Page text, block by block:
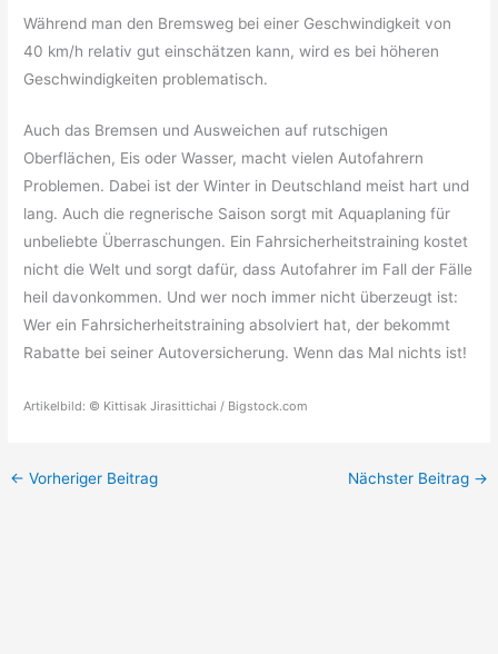
Während man den Bremsweg bei einer Geschwindigkeit von
40 km/h relativ gut einschätzen kann, wird es bei höheren
Geschwindigkeiten problematisch.
Auch das Bremsen und Ausweichen auf rutschigen
Oberflächen, Eis oder Wasser, macht vielen Autofahrern
Problemen. Dabei ist der Winter in Deutschland meist hart und
lang. Auch die regnerische Saison sorgt mit Aquaplaning für
unbeliebte Überraschungen. Ein Fahrsicherheitstraining kostet
nicht die Welt und sorgt dafür, dass Autofahrer im Fall der Fälle
heil davonkommen. Und wer noch immer nicht überzeugt ist:
Wer ein Fahrsicherheitstraining absolviert hat, der bekommt
Rabatte bei seiner Autoversicherung. Wenn das Mal nichts ist!
Artikelbild: © Kittisak Jirasittichai / Bigstock.com
← Vorheriger Beitrag Nächster Beitrag →